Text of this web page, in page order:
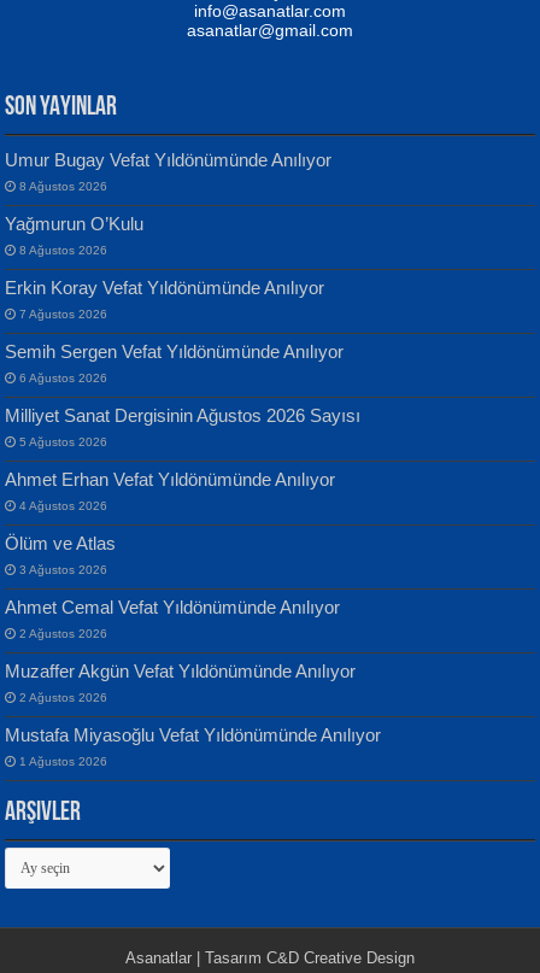
MUSTAFA KELOĞLU
Yarına İz Bırakmak...
ATİLLA ÖZEN
Sultan Olmadan Önce Eyüp...
EKREM KARABABA
Yaralı Şiir...
MEHMET ALİ BAL
Aliyah’a...
Yılmaz Ekinci
Geceye Söylenen...
Banu Sancak
Defterimden İçeri...
İsmail Aydos
İnkisar...
Ekim Betül Uçar
info@asanatlar.com
asanatlar@gmail.com
SON YAYINLAR
Umur Bugay Vefat Yıldönümünde Anılıyor
8 Ağustos 2026
Yağmurun O’Kulu
8 Ağustos 2026
Erkin Koray Vefat Yıldönümünde Anılıyor
7 Ağustos 2026
Semih Sergen Vefat Yıldönümünde Anılıyor
6 Ağustos 2026
Milliyet Sanat Dergisinin Ağustos 2026 Sayısı
5 Ağustos 2026
Ahmet Erhan Vefat Yıldönümünde Anılıyor
4 Ağustos 2026
Ölüm ve Atlas
3 Ağustos 2026
Ahmet Cemal Vefat Yıldönümünde Anılıyor
2 Ağustos 2026
Muzaffer Akgün Vefat Yıldönümünde Anılıyor
2 Ağustos 2026
Mustafa Miyasoğlu Vefat Yıldönümünde Anılıyor
1 Ağustos 2026
Arşivler
Arşivler
Asanatlar | Tasarım C&D Creative Design